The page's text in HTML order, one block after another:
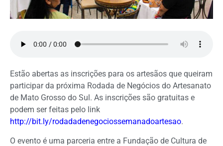
Estão abertas as inscrições para os artesãos que queiram
participar da próxima Rodada de Negócios do Artesanato
de Mato Grosso do Sul. As inscrições são gratuitas e
podem ser feitas pelo link
http://bit.ly/rodadadenegociossemanadoartesao.
O evento é uma parceria entre a Fundação de Cultura de